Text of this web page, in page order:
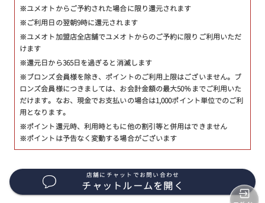
※ユメオトからご予約された場合に限り還元されます
※ご利用日の翌朝9時に還元されます
※ユメオト加盟店全店舗でユメオトからのご予約に限りご利用いただ
けます
※還元日から365日を過ぎると消滅します
※ブロンズ会員様を除き、ポイントのご利用上限はございません。ブ
ロンズ会員様につきましては、お会計金額の最大50％までご利用いた
だけます。なお、現金でお支払いの場合は1,000ポイント単位でのご利
用となります。
※ポイント還元時、利用時ともに他の割引等と併用はできません
※ポイントは予告なく変動する場合がございます
店舗にチャットでお問い合わせ
チャットルームを開く